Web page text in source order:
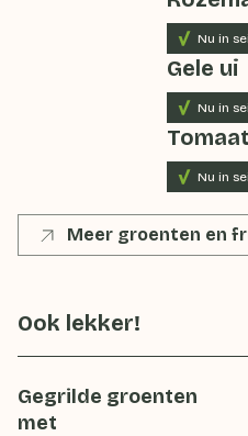
Nu in
Gele ui
Nu in
Tomaat
Nu in
Meer groenten en
Ook lekker!
Gegrilde groenten
met